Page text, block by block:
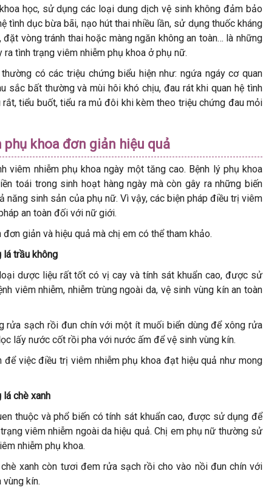
học, sử dụng các loại dung dịch vệ sinh không đảm bảo
tình dục bừa bãi, nạo hút thai nhiều lần, sử dụng thuốc kháng
vòng tránh thai hoặc màng ngăn không an toàn… là những
tình trạng viêm nhiễm phụ khoa ở phụ nữ.
có các triệu chứng biểu hiện như: ngứa ngáy cơ quan
sắc bất thường và mùi hôi khó chịu, đau rát khi quan hệ tình
tiểu buốt, tiểu ra mủ đôi khi kèm theo triệu chứng đau mỏi
khoa đơn giản hiệu quả
viêm nhiễm phụ khoa ngày một tăng cao. Bệnh lý phụ khoa
toái trong sinh hoạt hàng ngày mà còn gây ra những biến
năng sinh sản của phụ nữ. Vì vậy, các biện pháp điều trị viêm
an toàn đối với nữ giới.
giản và hiệu quả mà chị em có thể tham khảo.
trầu không
dược liệu rất tốt có vị cay và tính sát khuẩn cao, được sử
viêm nhiễm, nhiễm trùng ngoài da, vệ sinh vùng kín an toàn
rửa sạch rồi đun chín với một ít muối biển dùng để xông rửa
lấy nước cốt rồi pha với nước ấm để vệ sinh vùng kín.
việc điều trị viêm nhiễm phụ khoa đạt hiệu quả như mong
chè xanh
thuộc và phổ biến có tính sát khuẩn cao, được sử dụng để
viêm nhiễm ngoài da hiệu quả. Chị em phụ nữ thường sử
nhiễm phụ khoa.
xanh còn tươi đem rửa sạch rồi cho vào nồi đun chín với
kín.